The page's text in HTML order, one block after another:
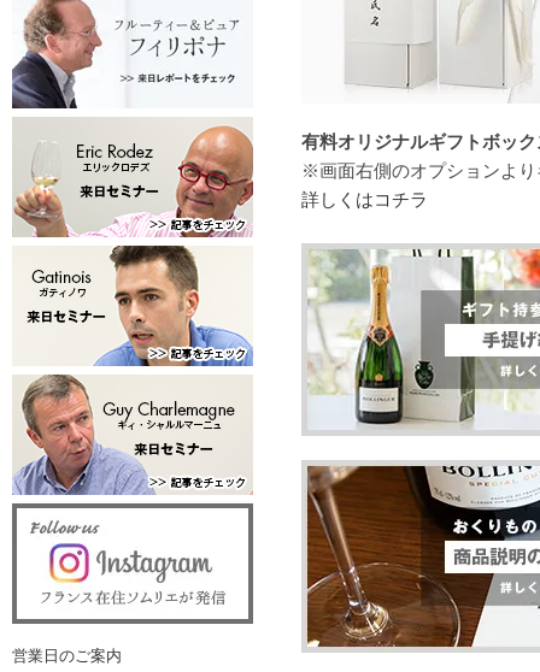
有料オリジナルギフトボッ
※画面右側のオプションよ
詳しくはコチラ
営業日のご案内